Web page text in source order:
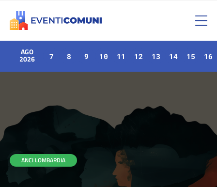
AGO
2026 7 8 9 10 11 12 13 14 15 16
ANCI LOMBARDIA